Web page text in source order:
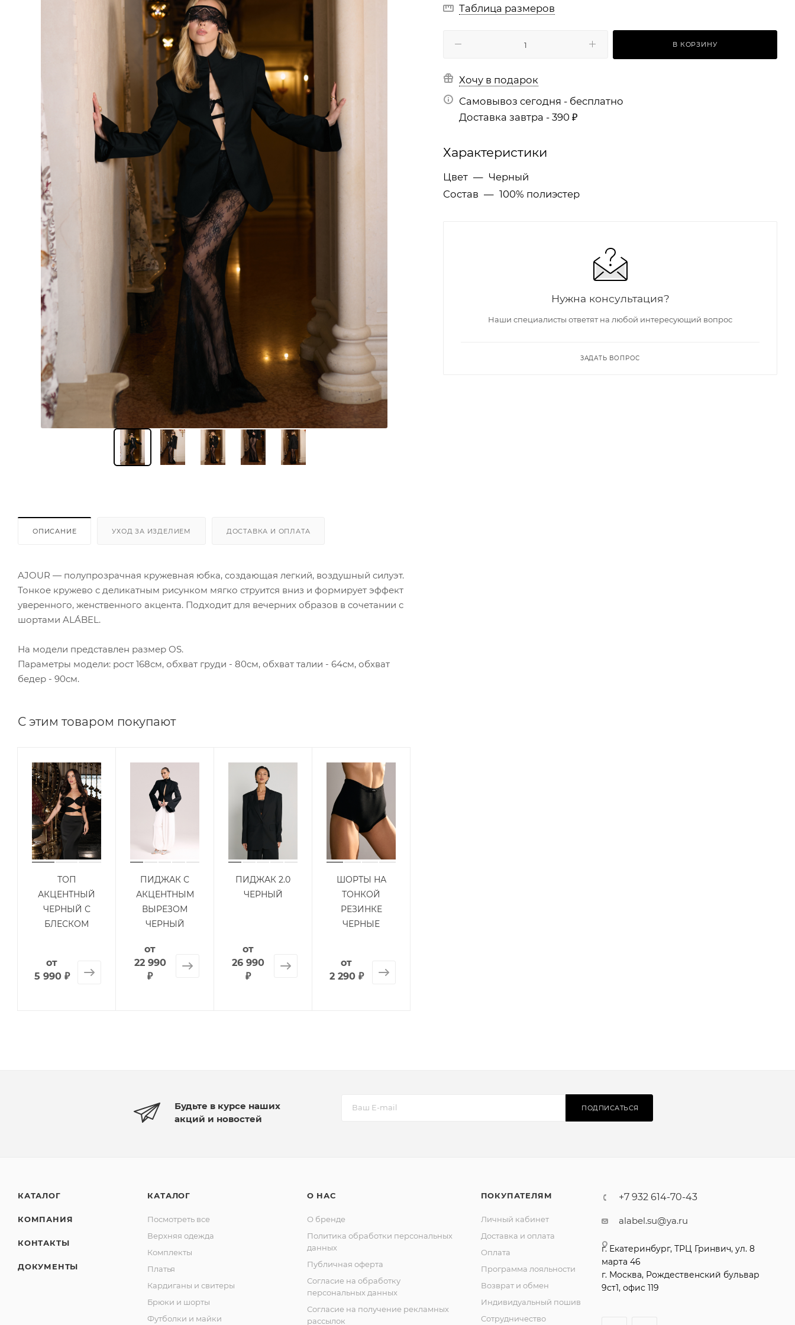
ОПИСАНИЕ УХОД ЗА ИЗДЕЛИЕМ ДОСТАВКА И ОПЛАТА
AJOUR — полупрозрачная кружевная юбка, создающая легкий, воздушный силуэт.
Тонкое кружево с деликатным рисунком мягко струится вниз и формирует эффект
уверенного, женственного акцента. Подходит для вечерних образов в сочетании с
шортами ALÁBEL.
На модели представлен размер OS.
Параметры модели: рост 168см, обхват груди - 80см, обхват талии - 64см, обхват
бедер - 90см.
С этим товаром покупают
ТОП
АКЦЕНТНЫЙ
ЧЕРНЫЙ С
БЛЕСКОМ
от
5 990 ₽
ПИДЖАК С
АКЦЕНТНЫМ
ВЫРЕЗОМ
ЧЕРНЫЙ
от
22 990
₽
ПИДЖАК 2.0
ЧЕРНЫЙ
от
26 990
₽
ШОРТЫ НА
ТОНКОЙ
РЕЗИНКЕ
ЧЕРНЫЕ
от
2 290 ₽
Таблица размеров
В КОРЗИНУ
Хочу в подарок
Самовывоз сегодня - бесплатно
Доставка завтра - 390 ₽
Характеристики
Цвет — Черный
Состав — 100% полиэстер
Нужна консультация?
Наши специалисты ответят на любой интересующий вопрос
ЗАДАТЬ ВОПРОС
Будьте в курсе наших
акций и новостей
ПОДПИСАТЬСЯ
КАТАЛОГ
КОМПАНИЯ
КОНТАКТЫ
ДОКУМЕНТЫ
КАТАЛОГ
Посмотреть все
Верхняя одежда
Комплекты
Платья
Кардиганы и свитеры
Брюки и шорты
Футболки и майки
О НАС
О бренде
Политика обработки персональных
данных
Публичная оферта
Согласие на обработку
персональных данных
Согласие на получение рекламных
рассылок
ПОКУПАТЕЛЯМ
Личный кабинет
Доставка и оплата
Оплата
Программа лояльности
Возврат и обмен
Индивидуальный пошив
Сотрудничество
+7 932 614-70-43
alabel.su@ya.ru